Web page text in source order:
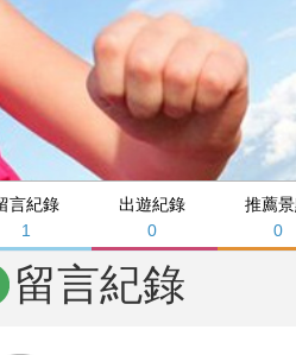
言紀錄
1
出遊紀錄
0
推薦
0
留言紀錄